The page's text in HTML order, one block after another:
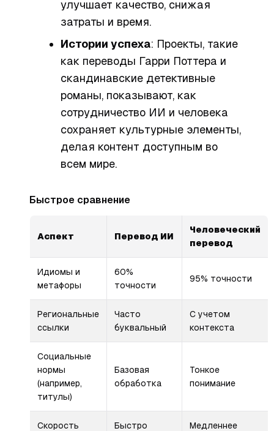
улучшает качество, снижая
затраты и время.
Истории успеха: Проекты, такие
как переводы Гарри Поттера и
скандинавские детективные
романы, показывают, как
сотрудничество ИИ и человека
сохраняет культурные элементы,
делая контент доступным во
всем мире.
Быстрое сравнение
Аспект Перевод ИИ
Человеческий
перевод
Идиомы и
метафоры
60%
точности
95% точности
Региональные
ссылки
Часто
буквальный
С учетом
контекста
Социальные
нормы
(например,
титулы)
Базовая
обработка
Тонкое
понимание
Скорость Быстро Медленнее